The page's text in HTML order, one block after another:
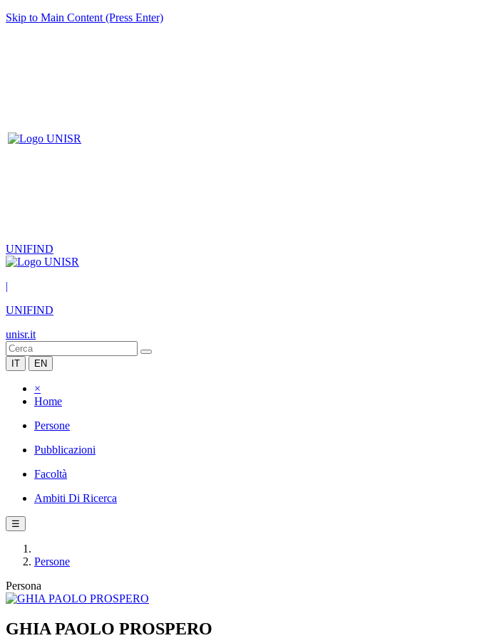
Skip to Main Content (Press Enter)
UNIFIND
|
UNIFIND
unisr.it
IT EN
×
Home
Persone
Pubblicazioni
Facoltà
Ambiti Di Ricerca
☰
Persone
Persona
GHIA PAOLO PROSPERO